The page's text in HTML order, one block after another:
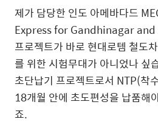
제가 담당한 인도 아메바다드
Express for Gandhinagar
프로젝트가 바로 현대로템 철도
를 위한 시험무대가 아니었나 싶
초단납기 프로젝트로서 NTP(착
18개월 안에 초도편성을 납품해
죠.